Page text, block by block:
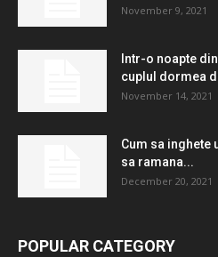
November 9, 2021
Intr-o noapte
cuplul dormea
November 14, 2021
Cum sa inghete
sa ramana...
December 20, 2021
POPULAR CATEGORY